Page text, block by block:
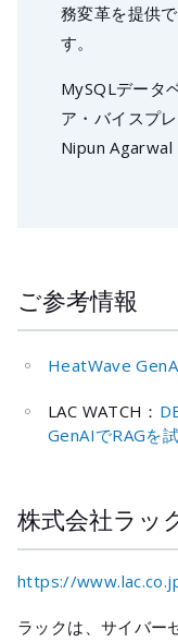
務変革を提供
す。
MySQLデータ
ア・バイスプ
Nipun Agarwal
ご参考情報
HeatWave
LAC WATCH：
GenAIでRAGを
株式会社ラッ
https://
ラックは、サイバー